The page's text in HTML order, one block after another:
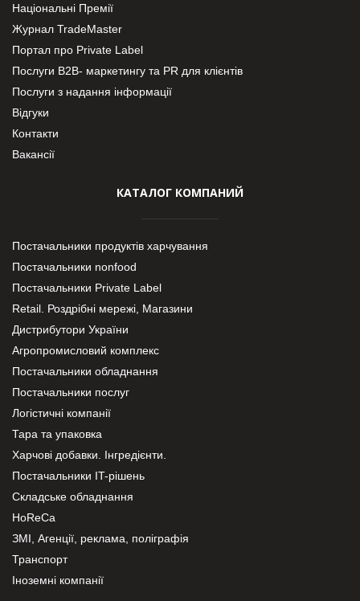
Національні Премії
Журнал TradeMaster
Портал про Private Label
Послуги В2В- маркетингу та PR для клієнтів
Послуги з надання інформації
Відгуки
Контакти
Вакансії
КАТАЛОГ КОМПАНИЙ
Постачальники продуктів харчування
Постачальники nonfood
Постачальники Private Label
Retail. Роздрібні мережі, Магазини
Дистрибутори України
Агропромисловий комплекс
Постачальники обладнання
Постачальники послуг
Логістичні компанії
Тара та упаковка
Харчові добавки. Інгредієнти.
Постачальники IT-рішень
Складське обладнання
HoReCa
ЗМІ, Агенції, реклама, поліграфія
Транспорт
Іноземні компанії